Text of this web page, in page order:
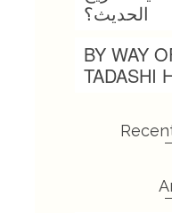
الحديث؟
BY WAY
TADASHI